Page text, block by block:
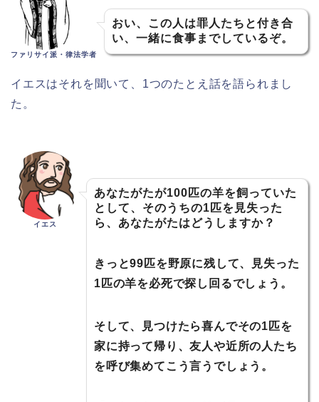
ファリサイ派・律法学者
おい、この人は罪人たちと付き合
い、一緒に食事までしているぞ。
イエスはそれを聞いて、1つのたとえ話を語られまし
た。
イエス
あなたがたが100匹の羊を飼っていた
として、そのうちの1匹を見失った
ら、あなたがたはどうしますか？
きっと99匹を野原に残して、見失った
1匹の羊を必死で探し回るでしょう。
そして、見つけたら喜んでその1匹を
家に持って帰り、友人や近所の人たち
を呼び集めてこう言うでしょう。